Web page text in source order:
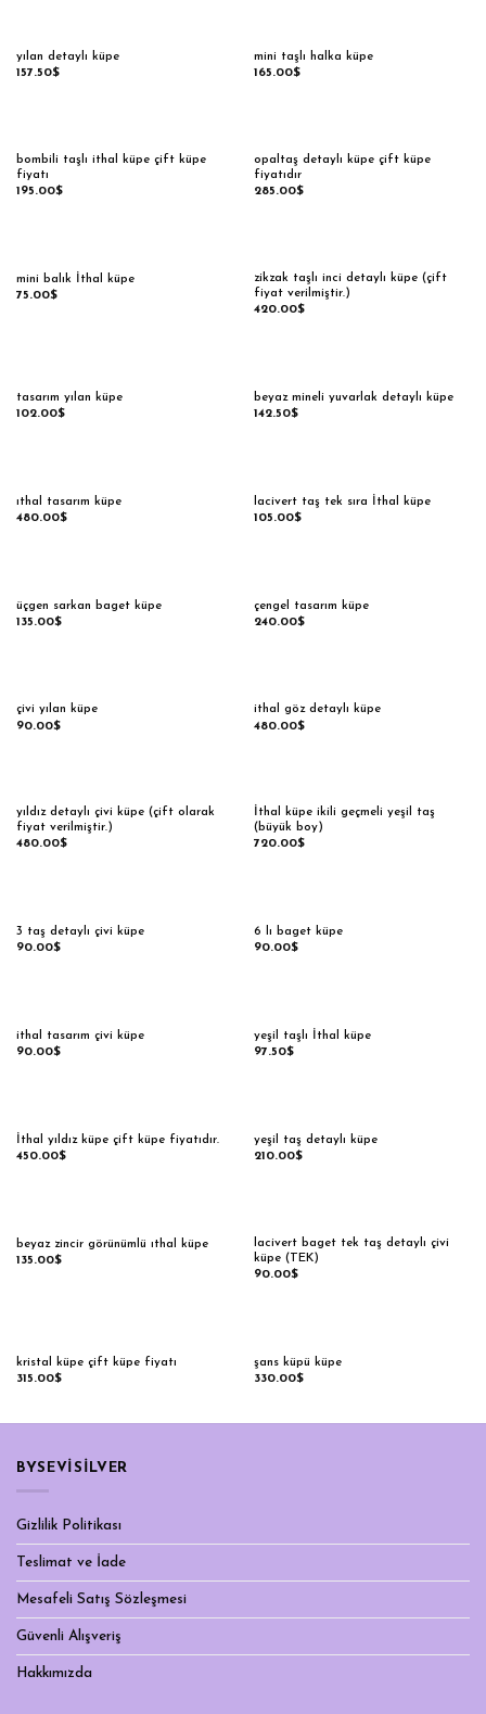
yılan detaylı küpe
157.50$
mini taşlı halka küpe
165.00$
bombili taşlı ithal küpe çift küpe
fiyatı
195.00$
opaltaş detaylı küpe çift küpe
fiyatıdır
285.00$
mini balık İthal küpe
75.00$
zikzak taşlı inci detaylı küpe (çift
fiyat verilmiştir.)
420.00$
tasarım yılan küpe
102.00$
beyaz mineli yuvarlak detaylı küpe
142.50$
ıthal tasarım küpe
480.00$
lacivert taş tek sıra İthal küpe
105.00$
üçgen sarkan baget küpe
135.00$
çengel tasarım küpe
240.00$
çivi yılan küpe
90.00$
ithal göz detaylı küpe
480.00$
yıldız detaylı çivi küpe (çift olarak
fiyat verilmiştir.)
480.00$
İthal küpe ikili geçmeli yeşil taş
(büyük boy)
720.00$
3 taş detaylı çivi küpe
90.00$
6 lı baget küpe
90.00$
ithal tasarım çivi küpe
90.00$
yeşil taşlı İthal küpe
97.50$
İthal yıldız küpe çift küpe fiyatıdır.
450.00$
yeşil taş detaylı küpe
210.00$
beyaz zincir görünümlü ıthal küpe
135.00$
lacivert baget tek taş detaylı çivi
küpe (TEK)
90.00$
kristal küpe çift küpe fiyatı
315.00$
şans küpü küpe
330.00$
BYSEVİSİLVER
Gizlilik Politikası
Teslimat ve İade
Mesafeli Satış Sözleşmesi
Güvenli Alışveriş
Hakkımızda